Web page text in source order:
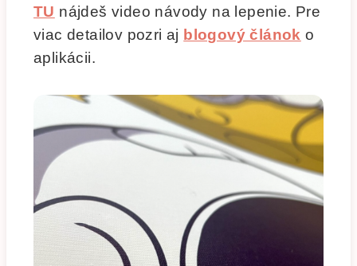
TU nájdeš video návody na lepenie. Pre
viac detailov pozri aj blogový článok o
aplikácii.